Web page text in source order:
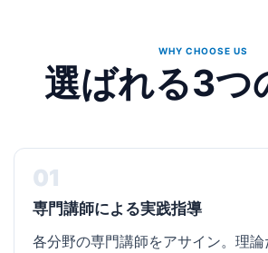
WHY CHOOSE US
選ばれる3つ
01
専門講師による実践指導
各分野の専門講師をアサイン。理